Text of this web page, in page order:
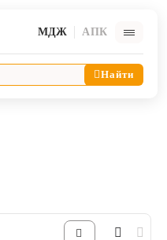
МДЖ АПК
Найти